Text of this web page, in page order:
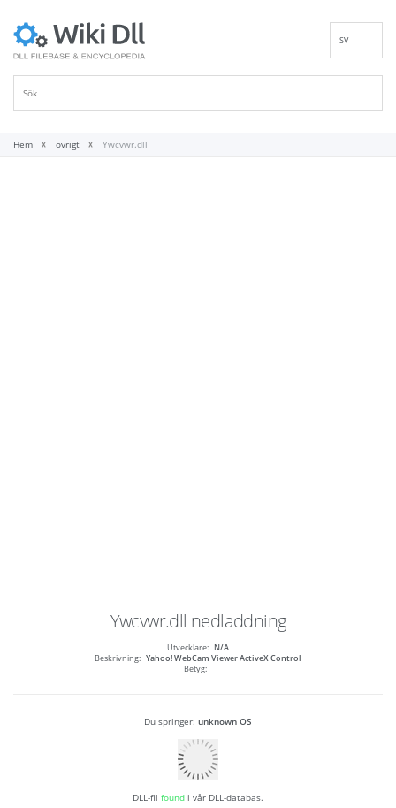
SV
Hem övrigt Ywcvwr.dll
Ywcvwr.dll nedladdning
Utvecklare: N/A
Beskrivning: Yahoo! WebCam Viewer ActiveX Control
Betyg:
Du springer: unknown OS
DLL-fil found i vår DLL-databas.